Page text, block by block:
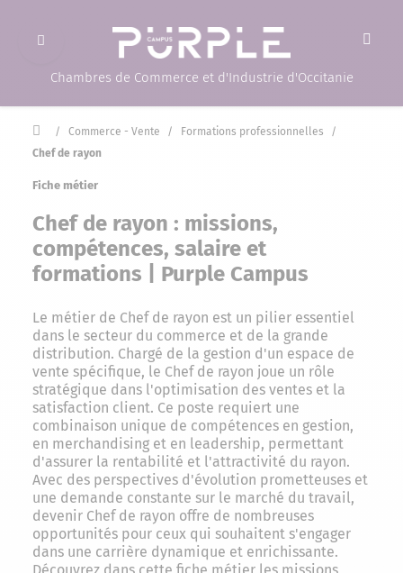
Ouvrir le menu
Chambres de Commerce et d'Industrie d'Occitanie
Accueil
/ Commerce - Vente / Formations professionnelles
/
Chef de rayon
Fiche métier
Chef de rayon : missions,
compétences, salaire et
formations | Purple Campus
Le métier de Chef de rayon est un pilier essentiel
dans le secteur du commerce et de la grande
distribution. Chargé de la gestion d'un espace de
vente spécifique, le Chef de rayon joue un rôle
stratégique dans l'optimisation des ventes et la
satisfaction client. Ce poste requiert une
combinaison unique de compétences en gestion,
en merchandising et en leadership, permettant
d'assurer la rentabilité et l'attractivité du rayon.
Avec des perspectives d'évolution prometteuses et
une demande constante sur le marché du travail,
devenir Chef de rayon offre de nombreuses
opportunités pour ceux qui souhaitent s'engager
dans une carrière dynamique et enrichissante.